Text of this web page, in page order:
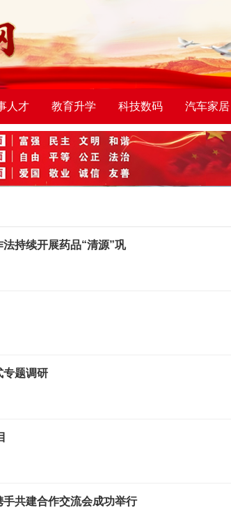
人才 教育升学 科技数码 汽车家居
持续开展药品“清源”巩
专题调研
共建合作交流会成功举行